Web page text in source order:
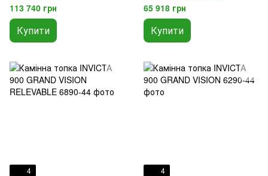
113 740 грн
Купити
65 918 грн
Купити
4 4